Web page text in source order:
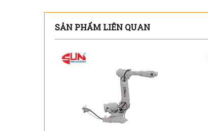
SẢN PHẨM LIÊN QUAN